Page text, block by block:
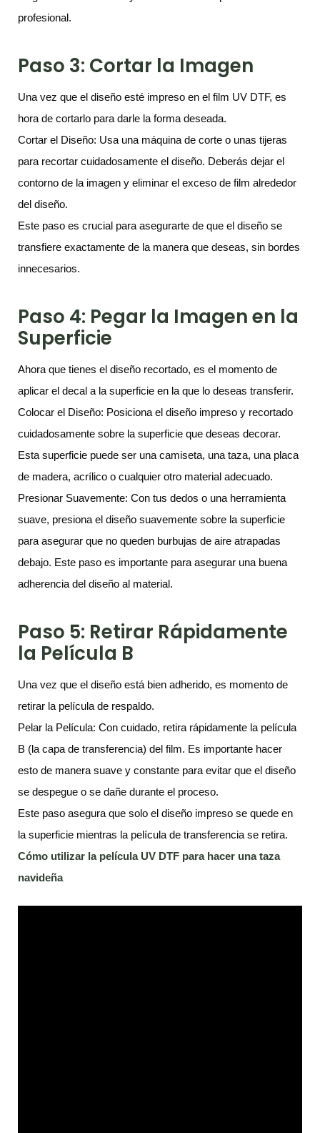
profesional.
Paso 3: Cortar la Imagen
Una vez que el diseño esté impreso en el film UV DTF, es
hora de cortarlo para darle la forma deseada.
Cortar el Diseño: Usa una máquina de corte o unas tijeras
para recortar cuidadosamente el diseño. Deberás dejar el
contorno de la imagen y eliminar el exceso de film alrededor
del diseño.
Este paso es crucial para asegurarte de que el diseño se
transfiere exactamente de la manera que deseas, sin bordes
innecesarios.
Paso 4: Pegar la Imagen en la
Superficie
Ahora que tienes el diseño recortado, es el momento de
aplicar el decal a la superficie en la que lo deseas transferir.
Colocar el Diseño: Posiciona el diseño impreso y recortado
cuidadosamente sobre la superficie que deseas decorar.
Esta superficie puede ser una camiseta, una taza, una placa
de madera, acrílico o cualquier otro material adecuado.
Presionar Suavemente: Con tus dedos o una herramienta
suave, presiona el diseño suavemente sobre la superficie
para asegurar que no queden burbujas de aire atrapadas
debajo. Este paso es importante para asegurar una buena
adherencia del diseño al material.
Paso 5: Retirar Rápidamente
la Película B
Una vez que el diseño está bien adherido, es momento de
retirar la película de respaldo.
Pelar la Película: Con cuidado, retira rápidamente la película
B (la capa de transferencia) del film. Es importante hacer
esto de manera suave y constante para evitar que el diseño
se despegue o se dañe durante el proceso.
Este paso asegura que solo el diseño impreso se quede en
la superficie mientras la película de transferencia se retira.
Cómo utilizar la película UV DTF para hacer una taza
navideña